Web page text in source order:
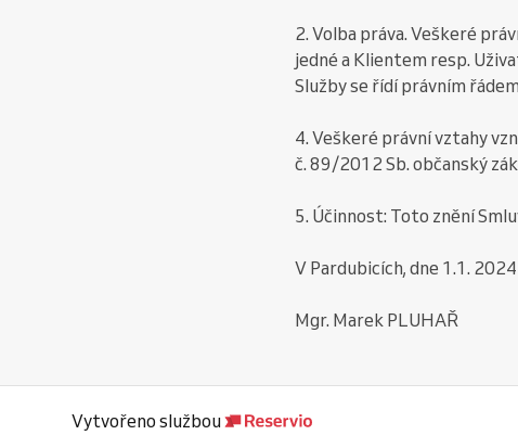
2. Volba práva. Veškeré
jedné a Klientem resp.
Služby se řídí právním
4. Veškeré právní vztahy
č. 89/2012 Sb. občanský
5. Účinnost: Toto znění
V Pardubicích, dne 1.1. 2024
Mgr. Marek PLUHAŘ
Vytvořeno službou